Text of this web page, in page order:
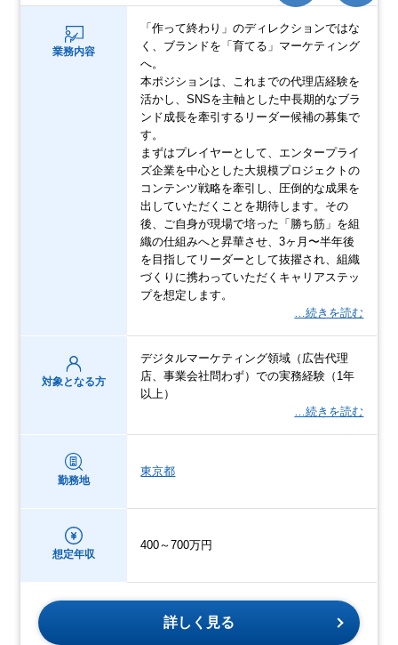
業務内容
「作って終わり」のディレクションではな
く、ブランドを「育てる」マーケティング
へ。
本ポジションは、これまでの代理店経験を
活かし、SNSを主軸とした中長期的なブラ
ンド成長を牽引するリーダー候補の募集で
す。
まずはプレイヤーとして、エンタープライ
ズ企業を中心とした大規模プロジェクトの
コンテンツ戦略を牽引し、圧倒的な成果を
出していただくことを期待します。その
後、ご自身が現場で培った「勝ち筋」を組
織の仕組みへと昇華させ、3ヶ月〜半年後
を目指してリーダーとして抜擢され、組織
づくりに携わっていただくキャリアステッ
プを想定します。
…続きを読む
対象となる方
デジタルマーケティング領域（広告代理
店、事業会社問わず）での実務経験（1年
以上）
…続きを読む
勤務地
東京都
想定年収
400～700万円
詳しく見る